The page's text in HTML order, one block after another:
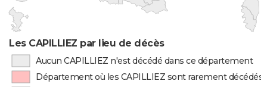
Les CAPILLIEZ par lieu de décès
Aucun CAPILLIEZ n'est décédé dans ce département
Département où les CAPILLIEZ sont rarement décédés